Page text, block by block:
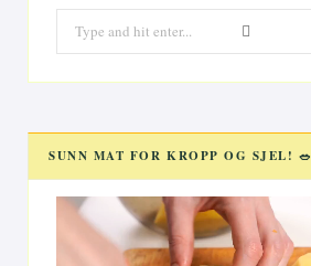
Search
for:
SUNN MAT FOR KROPP OG SJEL! 🥗
Videoavspiller